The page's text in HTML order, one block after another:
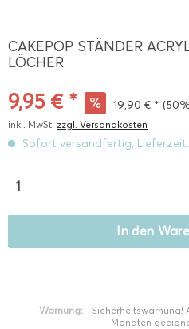
CAKEPOP STÄNDER
LÖCHER
9,95 € * 19,90 € *
inkl. MwSt. zzgl. Versandkosten
Sofort versandfertig,
In den
Warnung:
Sicherheitswarnung!
Monaten